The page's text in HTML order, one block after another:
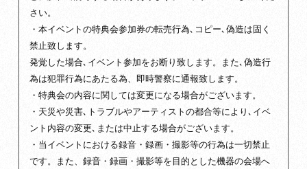
さい。
・本イベントの特典会参加券の転売行為､コピー､偽造は固く
禁止致します。
発覚した場合､イベント参加をお断り致します。また､偽造行
為は犯罪行為にあたる為、即時警察に通報致します。
・特典会の内容に関しては変更になる場合がございます。
・天災や災害､トラブルやアーティストの都合等により､イベ
ント内容の変更､または中止する場合がございます。
・当イベントにおける録音・録画・撮影等の行為は一切禁止
です。また、録音・録画・撮影等を目的とした機器の会場へ